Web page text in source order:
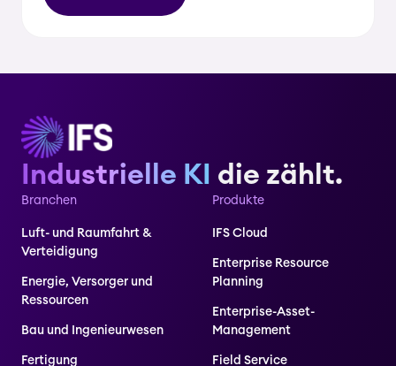
Industrielle KI die zählt.
Branchen
Luft- und Raumfahrt &
Verteidigung
Energie, Versorger und
Ressourcen
Bau und Ingenieurwesen
Fertigung
Produkte
IFS Cloud
Enterprise Resource
Planning
Enterprise-Asset-
Management
Field Service